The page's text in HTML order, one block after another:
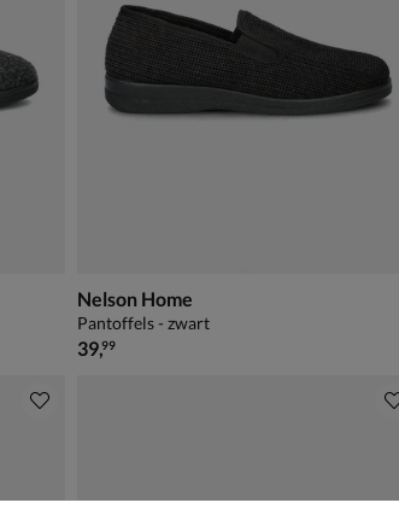
Nelson Home
Pantoffels - zwart
€ 39,99
39,99